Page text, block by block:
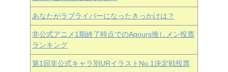
あなたがラブライバーになったきっかけは？
非公式アニメ1期終了時点でのAqours推しメン投票
ランキング
第1回非公式キャラ別URイラストNo.1決定戦投票